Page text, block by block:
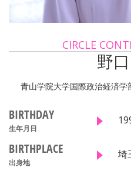
CIRCLE
野
青山学院大学国際政治経済
BIRTHDAY
生年月日
BIRTHPLACE
出身地
埼